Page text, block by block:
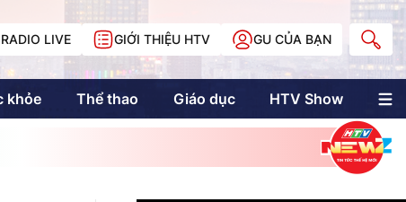
RADIO LIVE GIỚI THIỆU HTV GU CỦA BẠN
khỏe Thể thao Giáo dục HTV Show
Multimedia
Multiform